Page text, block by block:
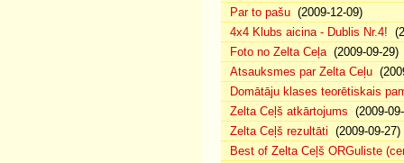
Par to pašu (2009-12-09)
4x4 Klubs aicina - Dublis Nr.4!
Foto no Zelta Ceļa(2009-09-29)
Atsauksmes par Zelta Ceļu
Domātāju klases teorētiskais
Zelta Ceļš atkārtojums (2009-
Zelta Ceļš rezultāti (2009-09-27)
Best of Zelta Ceļš ORGuliste